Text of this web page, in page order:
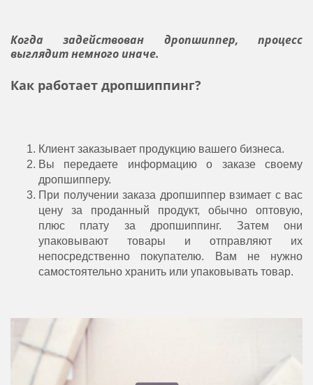
Когда задействован дропшиппер, процесс
выглядит немного иначе.
Как работает дропшиппинг?
Клиент заказывает продукцию вашего бизнеса.
Вы передаете информацию о заказе своему
дропшипперу.
При получении заказа дропшиппер взимает с вас
цену за проданный продукт, обычно оптовую,
плюс плату за дропшиппинг. Затем они
упаковывают товары и отправляют их
непосредственно покупателю. Вам не нужно
самостоятельно хранить или упаковывать товар.